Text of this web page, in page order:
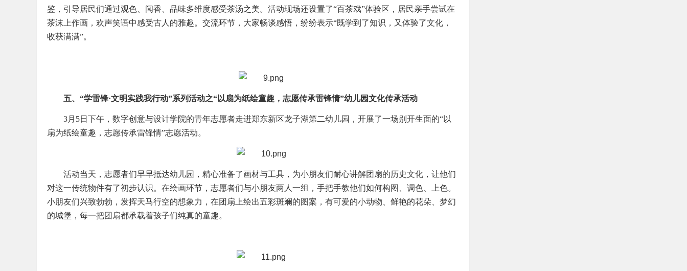
鉴，引导居民们通过观色、闻香、品味多维度感受茶汤之美。活动现场还设置了“百茶戏”体验区，居民亲手尝试在
茶沫上作画，欢声笑语中感受古人的雅趣。交流环节，大家畅谈感悟，纷纷表示“既学到了知识，又体验了文化，
收获满满”。
五、“学雷锋·文明实践我行动”系列活动之“以扇为纸绘童趣，志愿传承雷锋情”幼儿园文化传承活动
3月5日下午，数字创意与设计学院的青年志愿者走进郑东新区龙子湖第二幼儿园，开展了一场别开生面的“以
扇为纸绘童趣，志愿传承雷锋情”志愿活动。
活动当天，志愿者们早早抵达幼儿园，精心准备了画材与工具，为小朋友们耐心讲解团扇的历史文化，让他们
对这一传统物件有了初步认识。在绘画环节，志愿者们与小朋友两人一组，手把手教他们如何构图、调色、上色。
小朋友们兴致勃勃，发挥天马行空的想象力，在团扇上绘出五彩斑斓的图案，有可爱的小动物、鲜艳的花朵、梦幻
的城堡，每一把团扇都承载着孩子们纯真的童趣。